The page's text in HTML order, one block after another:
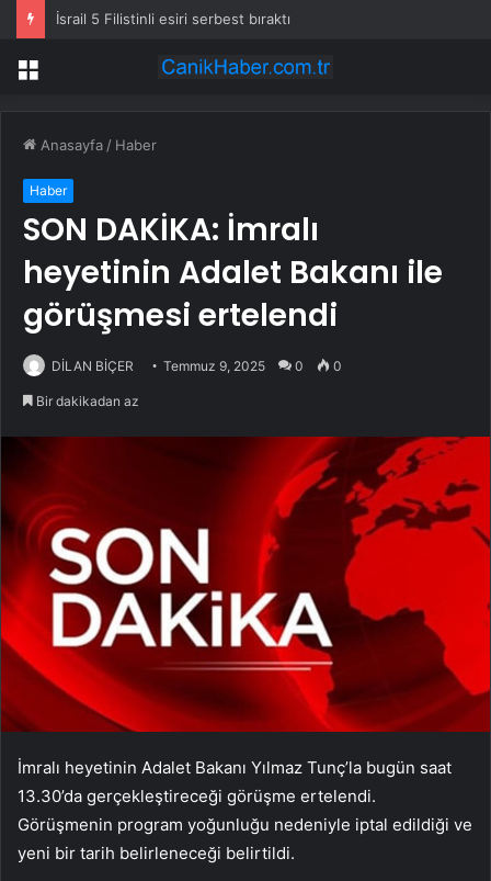
İsrail 5 Filistinli esiri serbest bıraktı
Menü
Anasayfa / Haber
Haber
SON DAKİKA: İmralı
heyetinin Adalet Bakanı ile
görüşmesi ertelendi
DİLAN BİÇER Temmuz 9, 2025 0 0
Bir dakikadan az
İmralı heyetinin Adalet Bakanı Yılmaz Tunç’la bugün saat
13.30’da gerçekleştireceği görüşme ertelendi.
Görüşmenin program yoğunluğu nedeniyle iptal edildiği ve
yeni bir tarih belirleneceği belirtildi.